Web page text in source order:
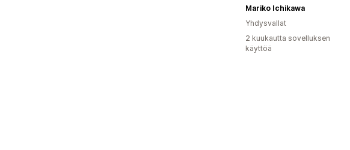
Mariko Ichikawa
Yhdysvallat
2 kuukautta sovelluksen
käyttöä